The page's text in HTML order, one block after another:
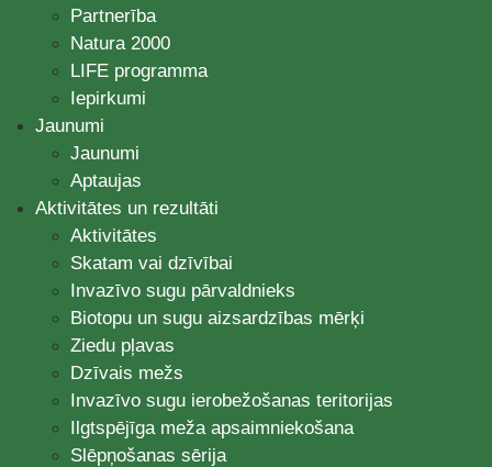
Partnerība
Natura 2000
LIFE programma
Iepirkumi
Jaunumi
Jaunumi
Aptaujas
Aktivitātes un rezultāti
Aktivitātes
Skatam vai dzīvībai
Invazīvo sugu pārvaldnieks
Biotopu un sugu aizsardzības mērķi
Ziedu pļavas
Dzīvais mežs
Invazīvo sugu ierobežošanas teritorijas
Ilgtspējīga meža apsaimniekošana
Slēpņošanas sērija